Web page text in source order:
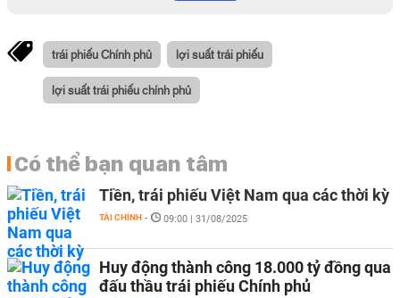
trái phiếu Chính phủ lợi suất trái phiếu
lợi suất trái phiếu chính phủ
Có thể bạn quan tâm
Tiền, trái phiếu Việt Nam qua các thời kỳ
TÀI CHÍNH - 09:00 | 31/08/2025
Huy động thành công 18.000 tỷ đồng qua
đấu thầu trái phiếu Chính phủ